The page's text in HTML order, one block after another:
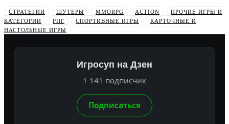
СТРАТЕГИИ ШУТЕРЫ MMORPG ACTION
ПРОЧИЕ ИГРЫ И
КАТЕГОРИИ
РПГ СПОРТИВНЫЕ ИГРЫ
КАРТОЧНЫЕ И
НАСТОЛЬНЫЕ ИГРЫ
Игросуп на Дзен
1 141 подписчик
Подписаться